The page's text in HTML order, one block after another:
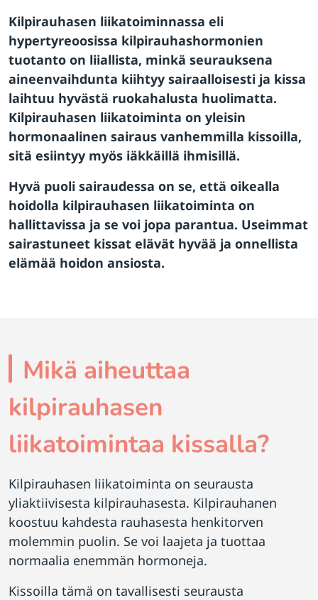
Kilpirauhasen liikatoiminnassa eli
hypertyreoosissa kilpirauhashormonien
tuotanto on liiallista, minkä seurauksena
aineenvaihdunta kiihtyy sairaalloisesti ja kissa
laihtuu hyvästä ruokahalusta huolimatta.
Kilpirauhasen liikatoiminta on yleisin
hormonaalinen sairaus vanhemmilla kissoilla,
sitä esiintyy myös iäkkäillä ihmisillä.
Hyvä puoli sairaudessa on se, että oikealla
hoidolla kilpirauhasen liikatoiminta on
hallittavissa ja se voi jopa parantua. Useimmat
sairastuneet kissat elävät hyvää ja onnellista
elämää hoidon ansiosta.
Mikä aiheuttaa
kilpirauhasen
liikatoimintaa kissalla?
Kilpirauhasen liikatoiminta on seurausta
yliaktiivisesta kilpirauhasesta. Kilpirauhanen
koostuu kahdesta rauhasesta henkitorven
molemmin puolin. Se voi laajeta ja tuottaa
normaalia enemmän hormoneja.
Kissoilla tämä on tavallisesti seurausta